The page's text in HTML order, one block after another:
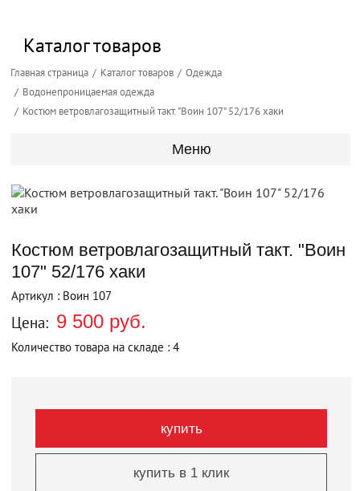
Каталог товаров
Главная страница Каталог товаров
Одежда
Водонепроницаемая одежда
Костюм ветровлагозащитный такт. "Воин 107" 52/176 хаки
Меню
Костюм ветровлагозащитный такт. "Воин
107" 52/176 хаки
Артикул : Воин 107
Цена: 9 500 руб.
Количество товара на складе : 4
купить
купить в 1 клик